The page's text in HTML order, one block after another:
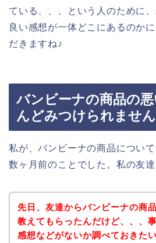
ている、、、という人のために
良い感想が一体どこにあるのか
だきますね♪
バンビーナの商品の
んどみつけられません
私が、バンビーナの商品につい
数ヶ月前のことでした。私の友達
先日、友達からバンビーナの商
教えてもらったんだけど、、、
感想などがないか調べておきた